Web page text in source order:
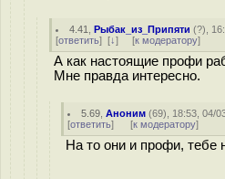
4.41 ,Рыбак_из_Припяти (?),
[ответить] [↓] [к модератору]
А как настоящие профи
Мне правда интересно.
5.69 ,Аноним (69), 18:53, 04/
[ответить] [к модератору]
На то они и профи, тебе